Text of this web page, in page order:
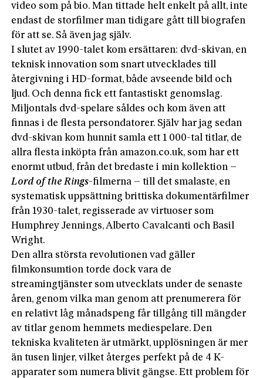
video som på bio. Man tittade helt enkelt på allt, inte
endast de storfilmer man tidigare gått till biografen
för att se. Så även jag själv.
I slutet av 1990-talet kom ersättaren: dvd-skivan, en
teknisk innovation som snart utvecklades till
återgivning i HD-format, både avseende bild och
ljud. Och denna fick ett fantastiskt genomslag.
Miljontals dvd-spelare såldes och kom även att
finnas i de flesta persondatorer. Själv har jag sedan
dvd-skivan kom hunnit samla ett 1 000-tal titlar, de
allra flesta inköpta från amazon.co.uk, som har ett
enormt utbud, från det bredaste i min kollektion –
Lord of the Rings-filmerna – till det smalaste, en
systematisk uppsättning brittiska dokumentärfilmer
från 1930-talet, regisserade av virtuoser som
Humphrey Jennings, Alberto Cavalcanti och Basil
Wright.
Den allra största revolutionen vad gäller
filmkonsumtion torde dock vara de
streamingtjänster som utvecklats under de senaste
åren, genom vilka man genom att prenumerera för
en relativt låg månadspeng får tillgång till mängder
av titlar genom hemmets mediespelare. Den
tekniska kvaliteten är utmärkt, upplösningen är mer
än tusen linjer, vilket återges perfekt på de 4 K-
apparater som numera blivit gängse. Ett problem för